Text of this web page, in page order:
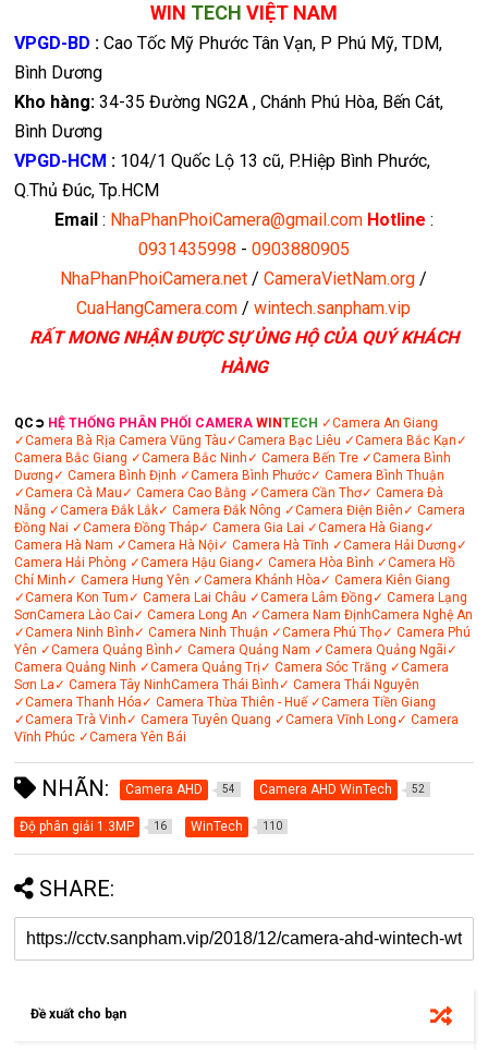
WIN TECH VIỆT NAM
VPGD-BD :Cao Tốc Mỹ Phước Tân Vạn, P Phú Mỹ, TDM,
Bình Dương
Kho hàng:34-35 Đường NG2A , Chánh Phú Hòa, Bến Cát,
Bình Dương
VPGD-HCM : 104/1 Quốc Lộ 13 cũ, P.Hiệp Bình Phước,
Q.Thủ Đúc, Tp.HCM
Email : NhaPhanPhoiCamera@gmail.com Hotline :
0931435998 - 0903880905
NhaPhanPhoiCamera.net/CameraVietNam.org/
CuaHangCamera.com/wintech.sanpham.vip
RẤT MONG NHẬN ĐƯỢC SỰ ỦNG HỘ CỦA QUÝ KHÁCH
HÀNG
QC➲ HỆ THỐNG PHÂN PHỐI CAMERA WINTECH ✓Camera An Giang
✓Camera Bà Rịa Camera Vũng Tàu ✓Camera Bạc Liêu ✓Camera Bắc Kạn ✓
Camera Bắc Giang ✓Camera Bắc Ninh ✓ Camera Bến Tre ✓Camera Bình
Dương ✓ Camera Bình Định ✓Camera Bình Phước✓ Camera Bình Thuận
✓Camera Cà Mau ✓ Camera Cao Bằng ✓Camera Cần Thơ✓ Camera Đà
Nẵng ✓Camera Đắk Lắk✓ Camera Đắk Nông ✓Camera Điện Biên ✓ Camera
Đồng Nai ✓Camera Đồng Tháp✓ Camera Gia Lai ✓Camera Hà Giang ✓
Camera Hà Nam ✓Camera Hà Nội ✓ Camera Hà Tĩnh ✓Camera Hải Dương ✓
Camera Hải Phòng ✓Camera Hậu Giang ✓ Camera Hòa Bình ✓Camera Hồ
Chí Minh ✓ Camera Hưng Yên ✓Camera Khánh Hòa ✓ Camera Kiên Giang
✓Camera Kon Tum ✓ Camera Lai Châu ✓Camera Lâm Đồng ✓ Camera Lạng
SơnCamera Lào Cai ✓ Camera Long An ✓Camera Nam ĐịnhCamera Nghệ An
✓Camera Ninh Bình ✓ Camera Ninh Thuận ✓Camera Phú Thọ✓ Camera Phú
Yên ✓Camera Quảng Bình ✓ Camera Quảng Nam ✓Camera Quảng Ngãi ✓
Camera Quảng Ninh ✓Camera Quảng Trị ✓ Camera Sóc Trăng ✓Camera
Sơn La ✓ Camera Tây NinhCamera Thái Bình ✓ Camera Thái Nguyên
✓Camera Thanh Hóa ✓ Camera Thừa Thiên - Huế ✓Camera Tiền Giang
✓Camera Trà Vinh ✓ Camera Tuyên Quang ✓Camera Vĩnh Long ✓ Camera
Vĩnh Phúc ✓Camera Yên Bái
NHÃN: Camera AHD 54 Camera AHD WinTech 52
Độ phân giải 1.3MP 16 WinTech 110
SHARE:
Đề xuất cho bạn